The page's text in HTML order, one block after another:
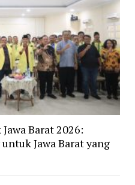
Barat 2026:
Jawa Barat yang